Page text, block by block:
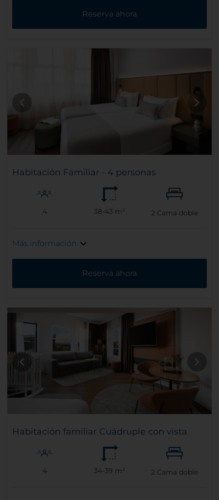
Reserva ahora
Habitación Familiar - 4 personas
4 38-43 m² 2 Cama doble
Más información
Reserva ahora
Habitación familiar Cuádruple con vista
4 34-39 m² 2 Cama doble